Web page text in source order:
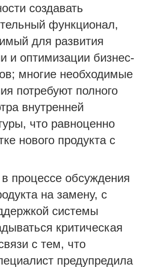
создавать
функционал,
для развития
и оптимизации бизнес-
многие необходимые
потребуют полного
внутренней
что равноценно
нового продукта с
процессе обсуждения
на замену, с
системы
критическая
с тем, что
предупредила